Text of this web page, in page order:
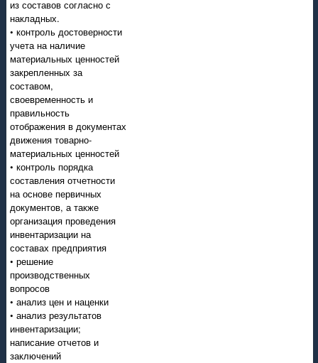
из составов согласно с
накладных.
• контроль достоверности
учета на наличие
материальных ценностей
закрепленных за
составом,
своевременность и
правильность
отображения в документах
движения товарно-
материальных ценностей
• контроль порядка
составления отчетности
на основе первичных
документов, а также
организация проведения
инвентаризации на
составах предприятия
• решение
производственных
вопросов
• анализ цен и наценки
• анализ результатов
инвентаризации;
написание отчетов и
заключений